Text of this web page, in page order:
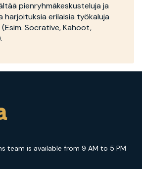
pienryhmäkeskusteluja ja
harjoituksia erilaisia työkaluja
Socrative, Kahoot,
team is available from 9 AM to 5 PM